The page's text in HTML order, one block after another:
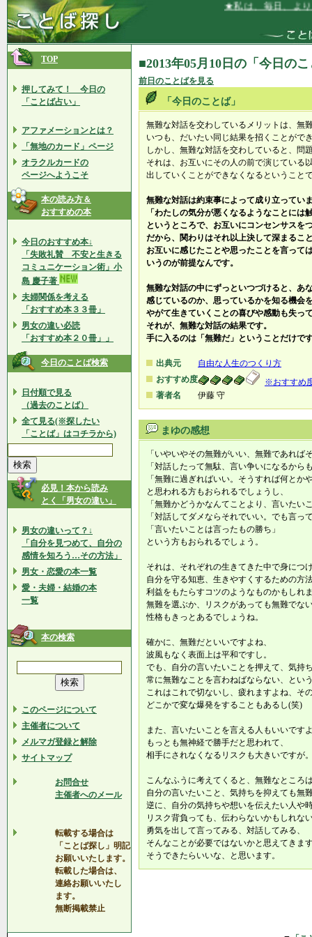
★私は、毎日、より
TOP
押してみて！ 今日の
「ことば占い」
アファメーションとは？
「無地のカード」ページ
オラクルカードの
ページへようこそ
本の読み方＆
おすすめの本
今日のおすすめ本↓
「失敗礼賛 不安と生きる
コミュニケーション術」小
島 慶子著
夫婦関係を考える
「おすすめ本３３冊」
男女の違い必読
「おすすめ本２０冊」」
今日のことば検索
日付順で見る
（過去のことば）
全て見る(※探したい
「ことば」はコチラから)
必見！本から読み
とく「男女の違い」
男女の違いって？↓
「自分を見つめて、自分の
感情を知ろう…その方法」
男女・恋愛の本一覧
愛・夫婦・結婚の本
一覧
本の検索
このページについて
主催者について
メルマガ登録と解除
サイトマップ
お問合せ
主催者へのメール
転載する場合は
「ことば探し」明記
お願いいたします。
転載した場合は、
連絡お願いいたし
ます。
無断掲載禁止
■2013年05月10日の「今日の
前日のことばを見る
「今日のことば」
無難な対話を交わしているメリットは、無
いつも、だいたい同じ結果を招くことがで
しかし、無難な対話を交わしていると、問
それは、お互いにその人の前で演じている
出していくことができなくなるということ
無難な対話は約束事によって成り立ってい
「わたしの気分が悪くなるようなことには
というところで、お互いにコンセンサスを
だから、関わりはそれ以上決して深まるこ
お互いに感じたことや思ったことを言って
いうのが前提なんです。
無難な対話の中にずっといつづけると、あ
感じているのか、思っているかを知る機会
やがて生きていくことの喜びや感動も失っ
それが、無難な対話の結果です。
手に入るのは「無難だ」ということだけで
出典元
自由な人生のつくり方
おすすめ度
※おすすめ
著者名
伊藤 守
まゆの感想
「いやいやその無難がいい、無難であれば
「対話したって無駄、言い争いになるから
「無難に過ぎればいい。そうすれば何とか
と思われる方もおられるでしょうし、
「無難かどうかなんてことより、言いたい
「対話してダメならそれでいい。でも言っ
「言いたいことは言ったもの勝ち」
という方もおられるでしょう。
それは、それぞれの生きてきた中で身につ
自分を守る知恵、生きやすくするための方
利益をもたらすコツのようなものかもしれ
無難を選ぶか、リスクがあっても無難でな
性格もきっとあるでしょうね。
確かに、無難だといいですよね、
波風もなく表面上は平和ですし。
でも、自分の言いたいことを押えて、気持
常に無難なことを言わねばならない、とい
これはこれで切ないし、疲れますよね、そ
どこかで変な爆発をすることもあるし(笑)
また、言いたいことを言える人もいいです
もっとも無神経で勝手だと思われて、
相手にされなくなるリスクも大きいですが
こんなふうに考えてくると、無難なところ
自分の言いたいこと、気持ちを抑えても無
逆に、自分の気持ちや想いを伝えたい人や
リスク背負っても、伝わらないかもしれな
勇気を出して言ってみる、対話してみる、
そんなことが必要ではないかと思えてきま
そうできたらいいな、と思います。